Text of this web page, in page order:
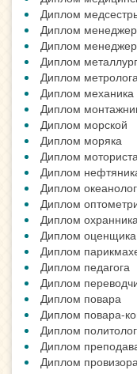
Диплом
Диплом
Диплом
Диплом
Диплом
Диплом механика
Диплом
Диплом морской
Диплом моряка
Диплом
Диплом
Диплом
Диплом
Диплом
Диплом оценщика
Диплом
Диплом педагога
Диплом
Диплом повара
Диплом повара-
Диплом
Диплом
Диплом